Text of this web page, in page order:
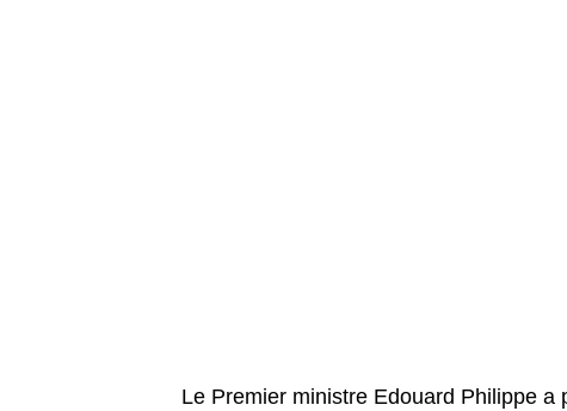
Le Premier ministre Edouard Philippe a